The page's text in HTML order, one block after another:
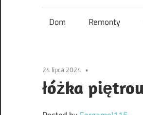
Dom Remonty
24 lipca 2024
łóżka